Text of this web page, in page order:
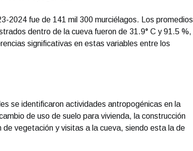
2024 fue de 141 mil 300 murciélagos. Los promedios
dentro de la cueva fueron de 31.9° C y 91.5 %,
significativas en estas variables entre los
se identificaron actividades antropogénicas en la
de uso de suelo para vivienda, la construcción
de vegetación y visitas a la cueva, siendo esta la de